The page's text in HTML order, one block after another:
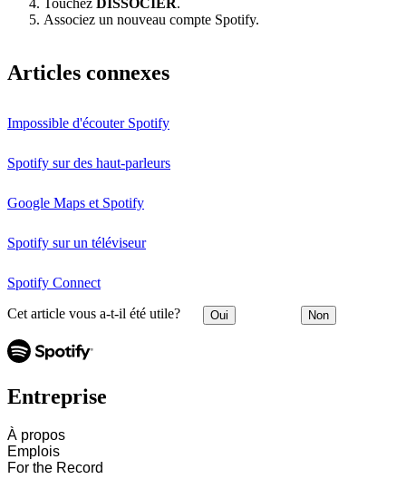
Associez un nouveau compte Spotify.
Articles connexes
Impossible d'écouter Spotify
Spotify sur des haut-parleurs
Google Maps et Spotify
Spotify sur un téléviseur
Spotify Connect
Cet article vous a-t-il été utile? Oui Non
Entreprise
À propos
Emplois
For the Record